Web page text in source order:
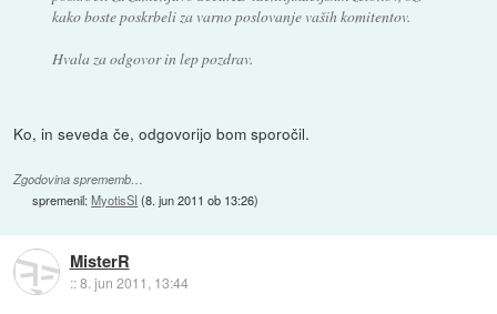
kako boste poskrbeli za varno poslovanje vaših komitentov.
Hvala za odgovor in lep pozdrav.
Ko, in seveda če, odgovorijo bom sporočil.
Zgodovina sprememb…
spremenil:MyotisSI (8. jun 2011 ob 13:26)
MisterR
::8. jun 2011, 13:44